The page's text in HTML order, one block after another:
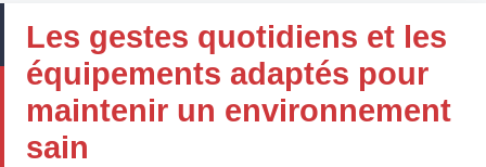
Les gestes quotidiens et les
équipements adaptés pour
maintenir un environnement
sain